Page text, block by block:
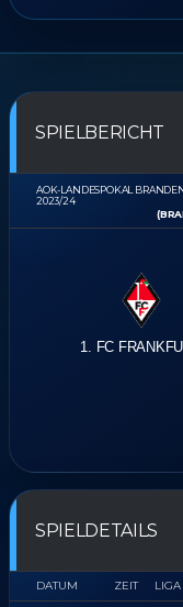
SPIELBERICHT
AOK-LANDESPOKAL
2023/24
1. FC
SPIELDETAILS
DATUM ZEIT LIGA